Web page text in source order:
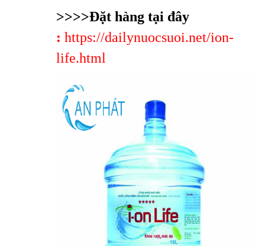
>>>>Đặt hàng tại đây
: https://dailynuocsuoi.net/ion-
life.html